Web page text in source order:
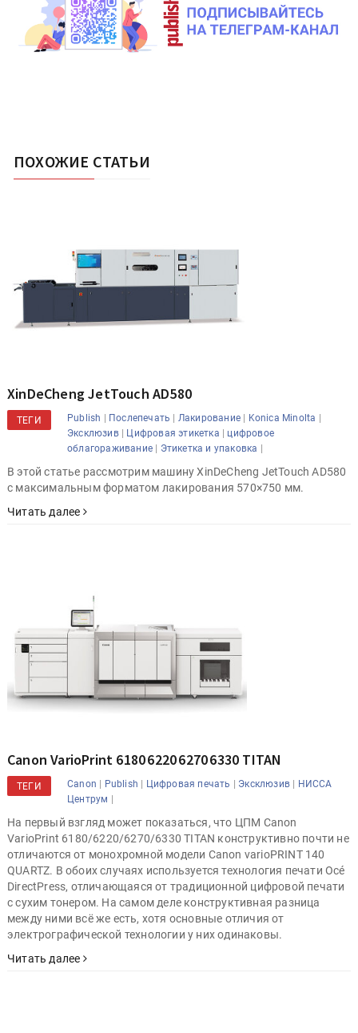
ПОХОЖИЕ СТАТЬИ
XinDeCheng JetTouch AD580
ТЕГИ Publish | Послепечать | Лакирование | Konica Minolta |
Эксклюзив| Цифровая этикетка | цифровое
облагораживание | Этикетка и упаковка |
В этой статье рассмотрим машину XinDeCheng JetTouch AD580
с максимальным форматом лакирования 570×750 мм.
Читать далее
Canon VarioPrint 6180 6220 6270 6330 TITAN
ТЕГИ Canon | Publish | Цифровая печать | Эксклюзив | НИССА
Центрум |
На первый взгляд может показаться, что ЦПМ Canon
VarioPrint 6180/6220/6270/6330 TITAN конструктивно почти не
отличаются от монохромной модели Canon varioPRINT 140
QUARTZ. В обоих случаях используется технология печати Océ
DirectPress, отличающаяся от традиционной цифровой печати
с сухим тонером. На самом деле конструктивная разница
между ними всё же есть, хотя основные отличия от
электрографической технологии у них одинаковы.
Читать далее